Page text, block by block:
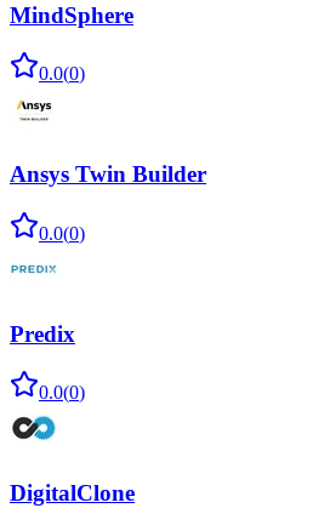
MindSphere
0.0(0)
Ansys Twin Builder
0.0(0)
Predix
0.0(0)
DigitalClone